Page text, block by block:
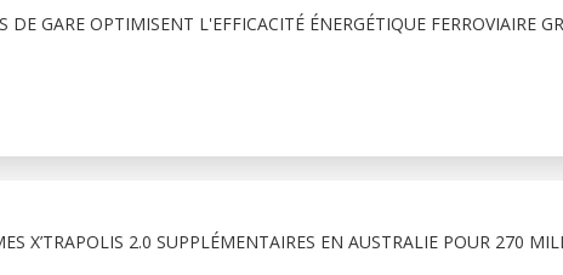
DE GARE OPTIMISENT L'EFFICACITÉ ÉNERGÉTIQUE FERROVIAIRE
X’TRAPOLIS 2.0 SUPPLÉMENTAIRES EN AUSTRALIE POUR 270